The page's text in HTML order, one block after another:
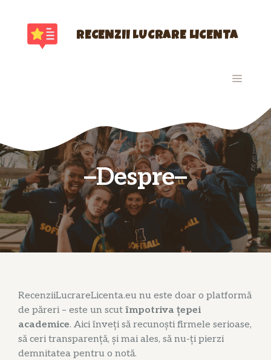
conținut
RECENZII LUCRARE LICENTA
MENIU
Despre
RecenziiLucrareLicenta.eu nu este doar o platformă
de păreri – este un scut împotriva țepei
academice. Aici înveți să recunoști firmele serioase,
să ceri transparență, și mai ales, să nu-ți pierzi
demnitatea pentru o notă.